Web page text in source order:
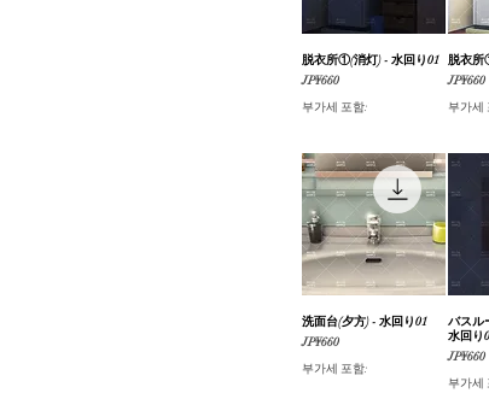
제품보기
脱衣所①(消灯) - 水回り01
가격
JP¥660
부가세 포함:
脱衣所
가격
JP¥660
부가세
제품보기
洗面台(夕方) - 水回り01
가격
JP¥660
부가세 포함:
バスル
水回り
가격
JP¥660
부가세